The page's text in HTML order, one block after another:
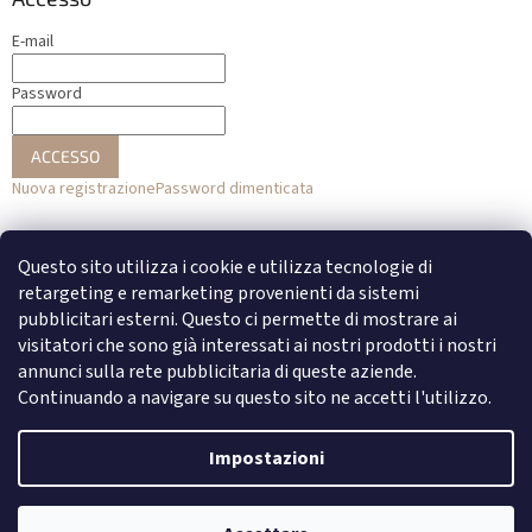
Questo sito utilizza i cookie e utilizza tecnologie di
retargeting e remarketing provenienti da sistemi
pubblicitari esterni. Questo ci permette di mostrare ai
visitatori che sono già interessati ai nostri prodotti i nostri
annunci sulla rete pubblicitaria di queste aziende.
Continuando a navigare su questo sito ne accetti l'utilizzo.
Impostazioni
E-mail
Password
ACCESSO
Nuova registrazionePassword dimenticata
o
Accesso con Facebook
Accesso con Google
Copyright 2026DENATO. Tutti i diritti riservati.Modifica delle